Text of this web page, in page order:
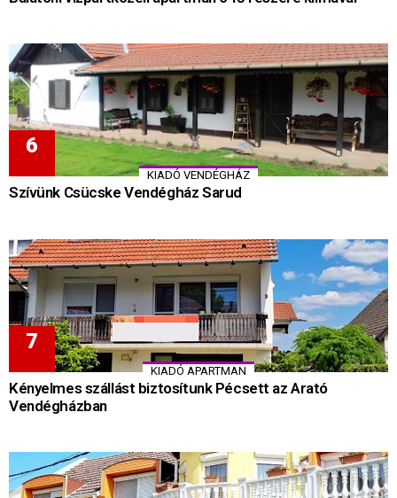
KIADÓ VENDÉGHÁZ
Szívünk Csücske Vendégház Sarud
KIADÓ APARTMAN
Kényelmes szállást biztosítunk Pécsett az Arató
Vendégházban